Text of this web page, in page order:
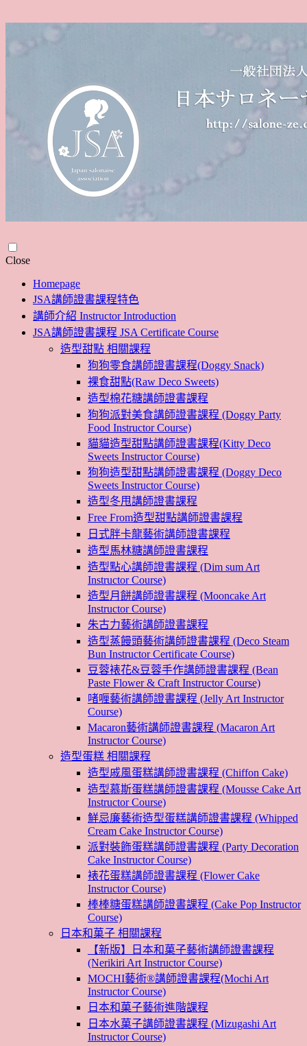
CloseSkip
content
Homepage
JSA講師證書課程特色
講師介紹 Instructor Introduction
JSA講師證書課程 JSA Certificate Course
造型甜點 相關課程
狗狗零食講師證書課程(Doggy Snack)
裸食甜點(Raw Deco Sweets)
造型棉花糖講師證書課程
狗狗派對美食講師證書課程 (Doggy Party
Food Instructor Course)
貓貓造型甜點講師證書課程(Kitty Deco
Sweets Instructor Course)
狗狗造型甜點講師證書課程 (Doggy Deco
Sweets Instructor Course)
造型冬甩講師證書課程
Free From造型甜點講師證書課程
日式胖卡龍藝術講師證書課程
造型馬林糖講師證書課程
造型點心講師證書課程 (Dim sum Art
Instructor Course)
造型月餅講師證書課程 (Mooncake Art
Instructor Course)
朱古力藝術講師證書課程
造型蒸饅頭藝術講師證書課程 (Deco Steam
Bun Instructor Certificate Course)
豆蓉裱花&豆蓉手作講師證書課程 (Bean
Paste Flower & Craft Instructor Course)
啫喱藝術講師證書課程 (Jelly Art Instructor
Course)
Macaron藝術講師證書課程 (Macaron Art
Instructor Course)
造型蛋糕 相關課程
造型戚風蛋糕講師證書課程 (Chiffon Cake)
造型慕斯蛋糕講師證書課程 (Mousse Cake Art
Instructor Course)
鮮忌廉藝術造型蛋糕講師證書課程 (Whipped
Cream Cake Instructor Course)
派對裝飾蛋糕講師證書課程 (Party Decoration
Cake Instructor Course)
裱花蛋糕講師證書課程 (Flower Cake
Instructor Course)
棒棒糖蛋糕講師證書課程 (Cake Pop Instructor
Course)
日本和菓子 相關課程
【新版】日本和菓子藝術講師證書課程
(Nerikiri Art Instructor Course)
MOCHI藝術®講師證書課程(Mochi Art
Instructor Course)
日本和菓子藝術進階課程
日本水菓子講師證書課程 (Mizugashi Art
Instructor Course)